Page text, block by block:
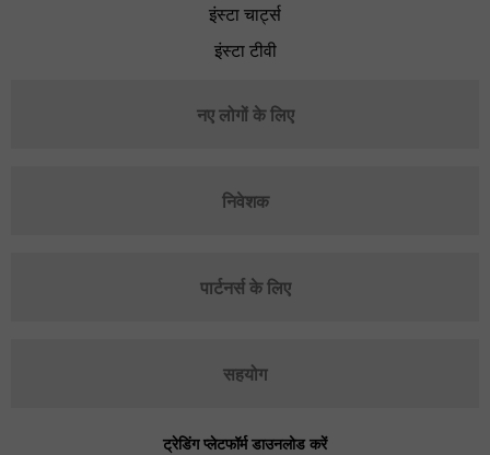
इंस्टा चार्ट्स
इंस्टा टीवी
नए लोगों के लिए
निवेशक
पार्टनर्स के लिए
सहयोग
ट्रेडिंग प्लेटफॉर्म डाउनलोड करें